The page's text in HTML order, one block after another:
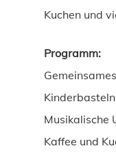
Kuchen und
Programm:
Kinderbasteln
Musikalische
Kaffee und